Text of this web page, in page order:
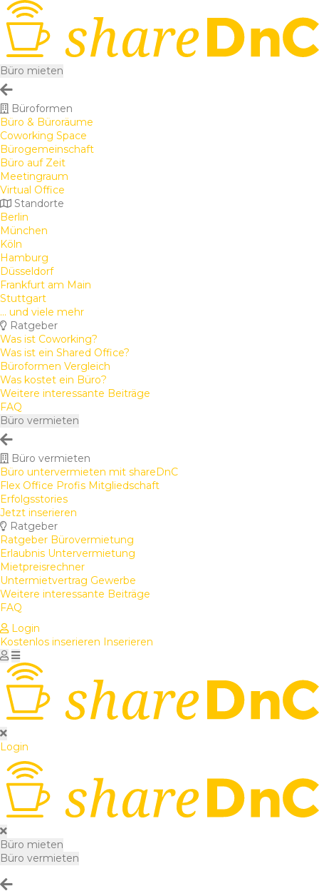
Büro mieten
Büroformen
Büro & Büroräume
Coworking Space
Bürogemeinschaft
Büro auf Zeit
Meetingraum
Virtual Office
Standorte
Berlin
München
Köln
Hamburg
Düsseldorf
Frankfurt am Main
Stuttgart
... und viele mehr
Ratgeber
Was ist Coworking?
Was ist ein Shared Office?
Büroformen Vergleich
Was kostet ein Büro?
Weitere interessante Beiträge
FAQ
Büro vermieten
Büro vermieten
Büro untervermieten mit shareDnC
Flex Office Profis Mitgliedschaft
Erfolgsstories
Jetzt inserieren
Ratgeber
Ratgeber Bürovermietung
Erlaubnis Untervermietung
Mietpreisrechner
Untermietvertrag Gewerbe
Weitere interessante Beiträge
FAQ
Login
Kostenlos inserieren Inserieren
Login
Büro mieten
Büro vermieten